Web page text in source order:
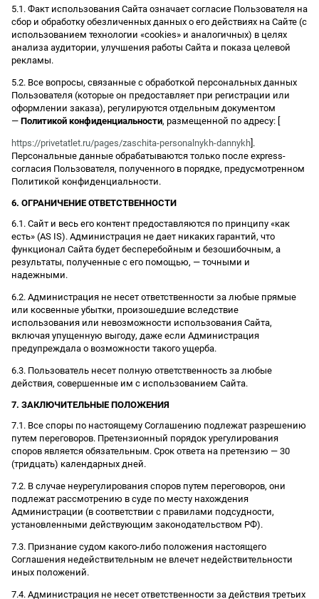
5.1. Факт использования Сайта означает согласие Пользователя на
сбор и обработку обезличенных данных о его действиях на Сайте (с
использованием технологии «cookies» и аналогичных) в целях
анализа аудитории, улучшения работы Сайта и показа целевой
рекламы.
5.2. Все вопросы, связанные с обработкой персональных данных
Пользователя (которые он предоставляет при регистрации или
оформлении заказа), регулируются отдельным документом
— Политикой конфиденциальности, размещенной по адресу: [
https://privetatlet.ru/pages/zaschita-personalnykh-dannykh ].
Персональные данные обрабатываются только после express-
согласия Пользователя, полученного в порядке, предусмотренном
Политикой конфиденциальности.
6. ОГРАНИЧЕНИЕ ОТВЕТСТВЕННОСТИ
6.1. Сайт и весь его контент предоставляются по принципу «как
есть» (AS IS). Администрация не дает никаких гарантий, что
функционал Сайта будет бесперебойным и безошибочным, а
результаты, полученные с его помощью, — точными и
надежными.
6.2. Администрация не несет ответственности за любые прямые
или косвенные убытки, произошедшие вследствие
использования или невозможности использования Сайта,
включая упущенную выгоду, даже если Администрация
предупреждала о возможности такого ущерба.
6.3. Пользователь несет полную ответственность за любые
действия, совершенные им с использованием Сайта.
7. ЗАКЛЮЧИТЕЛЬНЫЕ ПОЛОЖЕНИЯ
7.1. Все споры по настоящему Соглашению подлежат разрешению
путем переговоров. Претензионный порядок урегулирования
споров является обязательным. Срок ответа на претензию — 30
(тридцать) календарных дней.
7.2. В случае неурегулирования споров путем переговоров, они
подлежат рассмотрению в суде по месту нахождения
Администрации (в соответствии с правилами подсудности,
установленными действующим законодательством РФ).
7.3. Признание судом какого-либо положения настоящего
Соглашения недействительным не влечет недействительности
иных положений.
7.4. Администрация не несет ответственности за действия третьих